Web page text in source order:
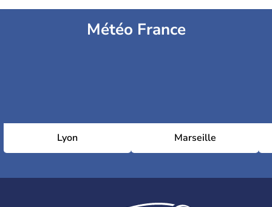
Météo France
Lyon Marseille